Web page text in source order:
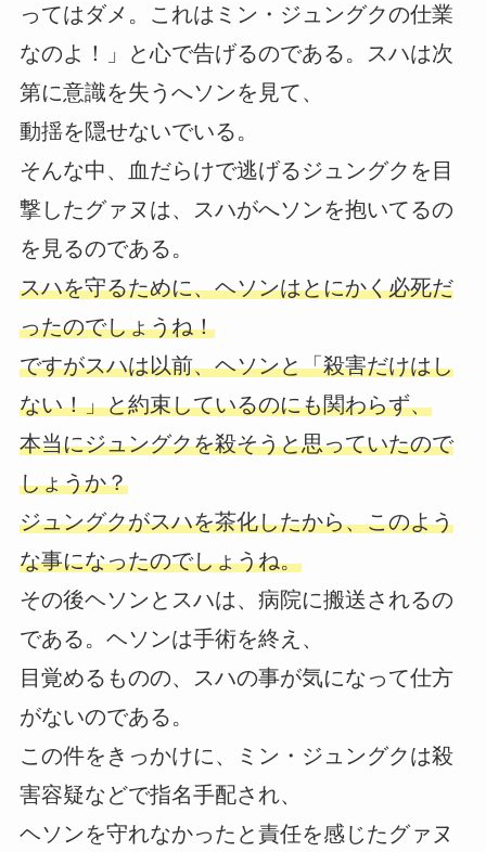
ってはダメ。これはミン・ジュングクの仕業
なのよ！」と心で告げるのである。スハは次
第に意識を失うへソンを見て、
動揺を隠せないでいる。
そんな中、血だらけで逃げるジュングクを目
撃したグァヌは、スハがへソンを抱いてるの
を見るのである。
スハを守るために、ヘソンはとにかく必死だ
ったのでしょうね！
ですがスハは以前、ヘソンと「殺害だけはし
ない！」と約束しているのにも関わらず、
本当にジュングクを殺そうと思っていたので
しょうか？
ジュングクがスハを茶化したから、このよう
な事になったのでしょうね。
その後ヘソンとスハは、病院に搬送されるの
である。ヘソンは手術を終え、
目覚めるものの、スハの事が気になって仕方
がないのである。
この件をきっかけに、ミン・ジュングクは殺
害容疑などで指名手配され、
ヘソンを守れなかったと責任を感じたグァヌ